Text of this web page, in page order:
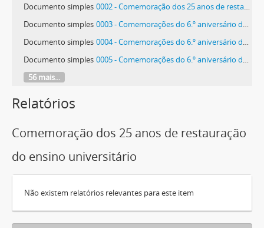
Documento simples 0002 - Comemoração dos 25 anos de restauração do ensino universitário
Documento simples 0003 - Comemorações do 6.º aniversário da Universidade restaurada
Documento simples 0004 - Comemorações do 6.º aniversário da Universidade restaurada
Documento simples 0005 - Comemorações do 6.º aniversário da Universidade restaurada
56 mais...
Relatórios
Comemoração dos 25 anos de restauração
do ensino universitário
Não existem relatórios relevantes para este item